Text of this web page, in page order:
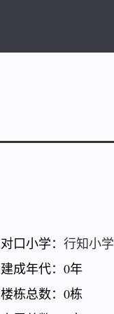
对口小学： 行知小学
建成年代：0年
楼栋总数：0栋